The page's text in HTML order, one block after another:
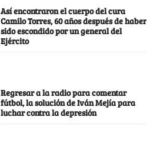
Así encontraron el cuerpo del cura
Camilo Torres, 60 años después de haber
sido escondido por un general del
Ejército
Regresar a la radio para comentar
fútbol, la solución de Iván Mejía para
luchar contra la depresión